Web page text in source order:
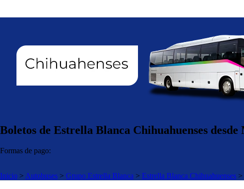
Boletos de Estrella Blanca Chihuahuenses
Formas de pago:
Inicio > Autobuses > Grupo Estrella Blanca > Estrella Blanca Chihuahuenses >